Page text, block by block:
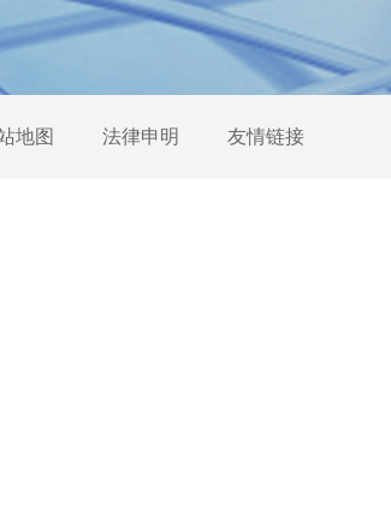
地图 法律申明 友情链接